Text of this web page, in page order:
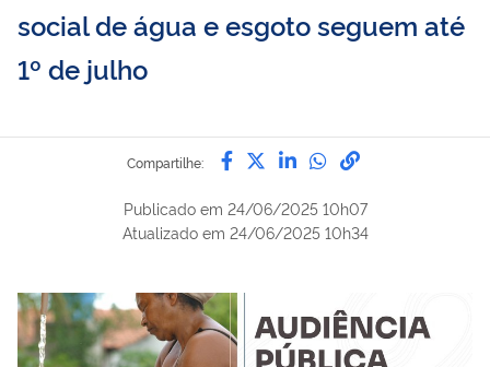
social de água e esgoto seguem até
1º de julho
Compartilhe: Compartilhe por Facebook
Compartilhe por Twitter
Compartilhe por
Compartilhe
link para
Publicado em 24/06/2025 10h07
Atualizado em 24/06/2025 10h34